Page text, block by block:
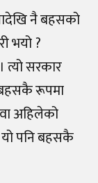
नै बहसको
भयो ?
सरकार
रूपमा
अहिलेको
यो पनि बहसकै